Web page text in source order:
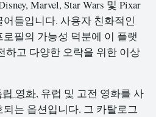
Marvel, Star Wars 및 Pixar
들입니다. 사용자 친화적인
필의 가능성 덕분에 이 플랫
하고 다양한 오락을 위한 이상
립 영화, 유럽 및 고전 영화를 사
는 옵션입니다. 그 카탈로그